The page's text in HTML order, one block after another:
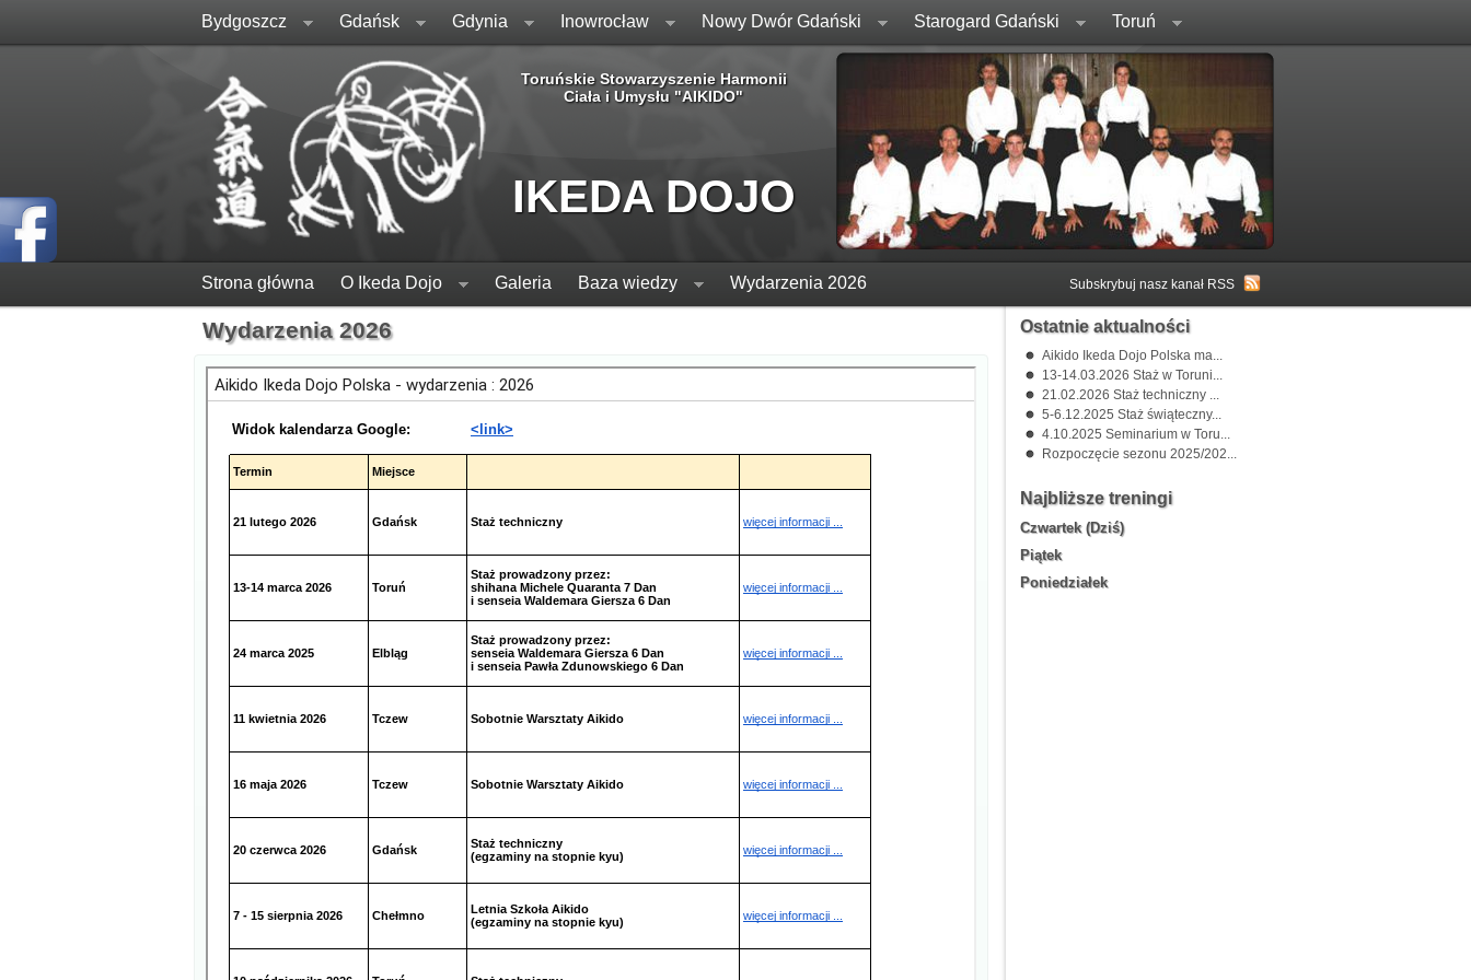
Bydgoszcz Gdańsk Gdynia Inowrocław Nowy Dwór Gdański Starogard Gdański Toruń
Toruńskie Stowarzyszenie Harmonii
Ciała i Umysłu "AIKIDO"
IKEDA DOJO
Strona główna O Ikeda Dojo Galeria Baza wiedzy Wydarzenia 2026 Subskrybuj nasz kanał RSS
Wydarzenia 2026 Ostatnie aktualności
Aikido Ikeda Dojo Polska ma...
13-14.03.2026 Staż w Toruni...
21.02.2026 Staż techniczny ...
5-6.12.2025 Staż świąteczny...
4.10.2025 Seminarium w Toru...
Rozpoczęcie sezonu 2025/202...
Najbliższe treningi
Czwartek (Dziś)
Piątek
Poniedziałek